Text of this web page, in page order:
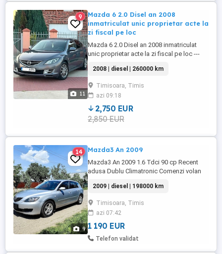
11
9
Mazda 6 2.0 Disel an 2008
inmatriculat unic proprietar acte la
zi fiscal pe loc
Mazda 6 2.0 Disel an 2008 inmatriculat
unic proprietar acte la zi fiscal pe loc ---
fata - spate --- Oglinzi electrice (
Rabatabile la buton ) --- Pilot automat ---
Xenon --- Sistem audio BOSE --- Închidere
centralizată --- Jante aliaj 17 --- Comenzi
volan --- ...
2008 | diesel | 260000 km
Timisoara, Timis
azi 09:18
2,750 EUR
2,850 EUR
9
14 Mazda3 An 2009
Mazda3 An 2009 1.6 Tdci 90 cp Recent
adusa Dublu Climatronic Comenzi volan
Geamuri electrice Oglinzi încălzite și
electrice Sistem audio Sistem isofix Jenti
Aluminiu
2009 | diesel | 198000 km
Timisoara, Timis
azi 07:42
1 190 EUR
Telefon validat